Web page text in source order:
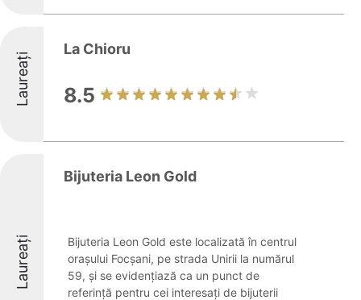
Laureați
La Chioru
8.5
Laureați
Bijuteria Leon Gold
Bijuteria Leon Gold este localizată în centrul
orașului Focșani, pe strada Unirii la numărul
59, și se evidențiază ca un punct de
referință pentru cei interesați de bijuterii